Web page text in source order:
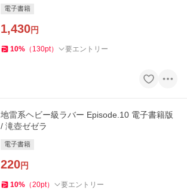
電子書籍
1,430円
10% （ 130pt） 要エントリー
地雷系ヘビー級ラバー Episode.10 電子書籍版
/ 滝壺ゼゼラ
電子書籍
220円
10% （20pt） 要エントリー